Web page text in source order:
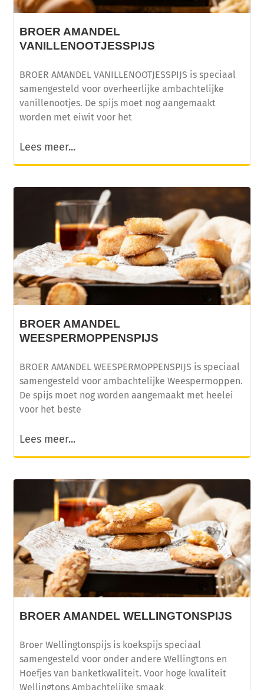
BROER AMANDEL
VANILLENOOTJESSPIJS
BROER AMANDEL VANILLENOOTJESSPIJS is speciaal
samengesteld voor overheerlijke ambachtelijke
vanillenootjes. De spijs moet nog aangemaakt
worden met eiwit voor het
Lees meer...
BROER AMANDEL
WEESPERMOPPENSPIJS
BROER AMANDEL WEESPERMOPPENSPIJS is speciaal
samengesteld voor ambachtelijke Weespermoppen.
De spijs moet nog worden aangemaakt met heelei
voor het beste
Lees meer...
BROER AMANDEL WELLINGTONSPIJS
Broer Wellingtonspijs is koekspijs speciaal
samengesteld voor onder andere Wellingtons en
Hoefjes van banketkwaliteit. Voor hoge kwaliteit
Wellingtons Ambachtelijke smaak